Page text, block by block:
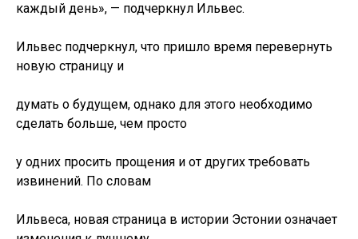
каждый день», — подчеркнул Ильвес.
Ильвес подчеркнул, что пришло время перевернуть
новую страницу и
думать о будущем, однако для этого необходимо
сделать больше, чем просто
у одних просить прощения и от других требовать
извинений. По словам
Ильвеса, новая страница в истории Эстонии означает